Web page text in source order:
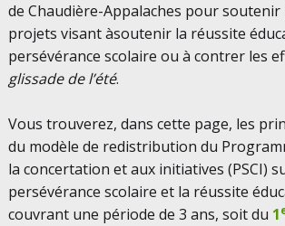
de Chaudière-Appalaches pour
projets visant àsoutenir la réussite
persévérance scolaire ou à contrer les
glissade de l’été.
Vous trouverez, dans cette page, les
du modèle de redistribution du
la concertation et aux initiatives (PSCI)
persévérance scolaire et la réussite
couvrant une période de 3 ans, soit du 1